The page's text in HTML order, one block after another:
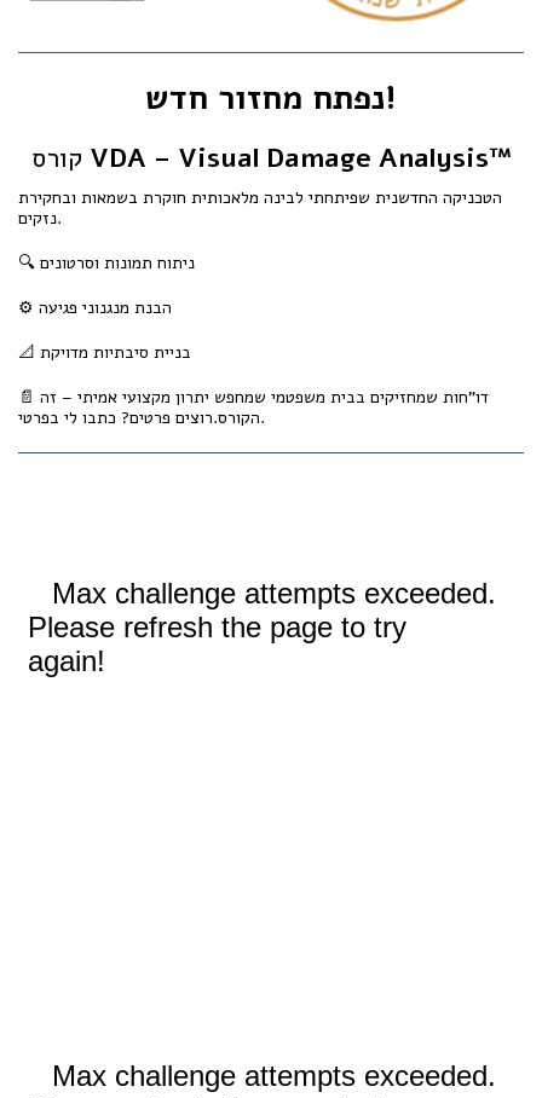
נפתח מחזור חדש!
VDA – Visual Damage Analysis™
הטכניקה החדשנית שפיתחתי לבינה מלאכותית חוקרת בשמאות ובחקירת
נזקים.
🔍 ניתוח תמונות וסרטונים
⚙️ הבנת מנגנוני פגיעה
📐 בניית סיבתיות מדויקת
📄 דו"חות שמחזיקים בבית משפטמי שמחפש יתרון מקצועי אמיתי – זה
הקורס.רוצים פרטים? כתבו לי בפרטי.